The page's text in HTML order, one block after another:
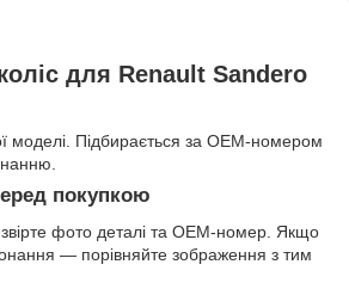
для Renault Sandero
моделі. Підбирається за OEM-номером
покупкою
фото деталі та OEM-номер. Якщо
— порівняйте зображення з тим